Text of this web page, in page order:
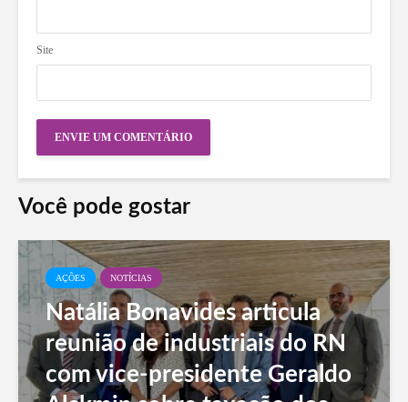
Site
Você pode gostar
AÇÕES NOTÍCIAS
Natália Bonavides articula
reunião de industriais do RN
com vice-presidente Geraldo